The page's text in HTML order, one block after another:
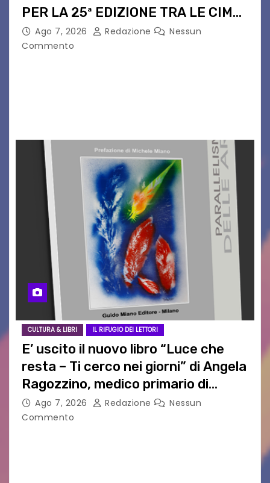
PER LA 25ª EDIZIONE TRA LE CIME
PATRIMONIO UNESCO
Ago 7, 2026 Redazione
Nessun
Commento
CULTURA & LIBRI IL RIFUGIO DEI LETTORI
E’ uscito il nuovo libro “Luce che
resta – Ti cerco nei giorni” di Angela
Ragozzino, medico primario di
Capua
Ago 7, 2026 Redazione
Nessun
Commento